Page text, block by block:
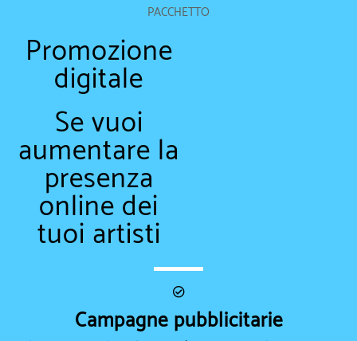
PACCHETTO
Promozione
digitale
Se vuoi
aumentare la
presenza
online dei
tuoi artisti
Campagne pubblicitarie